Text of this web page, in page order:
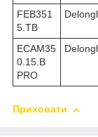
FEB351
5.TB
ECAM35
0.15.B
PRO
Приховати